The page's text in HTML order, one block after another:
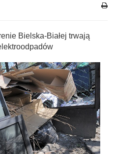
Bielska-Białej trwają